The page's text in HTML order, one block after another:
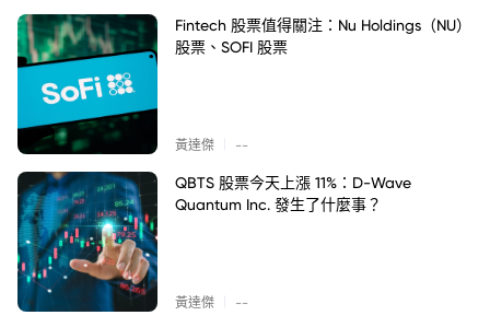
Fintech 股票值得關注：Nu Holdings（NU）
股票、SOFI 股票
黃達傑 --
QBTS 股票今天上漲 11%：D-Wave
Quantum Inc. 發生了什麼事？
黃達傑 --